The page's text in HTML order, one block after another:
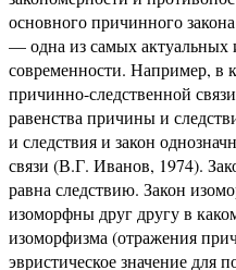
основного причинного
— одна из самых актуальных
современности. Например, в
причинно-следственной
равенства причины и
и следствия и закон
связи (В.Г. Иванов, 1974).
равна следствию. Закон
изоморфны друг другу в
изоморфизма (отражения
эвристическое значение для